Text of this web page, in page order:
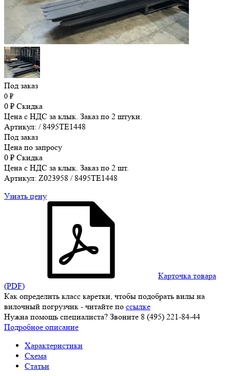
Под заказ
0 ₽
0 ₽ Скидка
Цена с НДС за клык. Заказ по 2 штуки.
Артикул: / 8495TE1448
Под заказ
Цена по запросу
0 ₽ Скидка
Цена с НДС за клык. Заказ по 2 шт.
Артикул: Z023958 / 8495TE1448
Узнать цену
Карточка товара
(PDF)
Как определить класс каретки, чтобы подобрать вилы на
вилочный погрузчик - читайте по ссылке
Нужна помощь специалиста? Звоните 8 (495) 221-84-44
Подробное описание
Характеристики
Схема
Статьи